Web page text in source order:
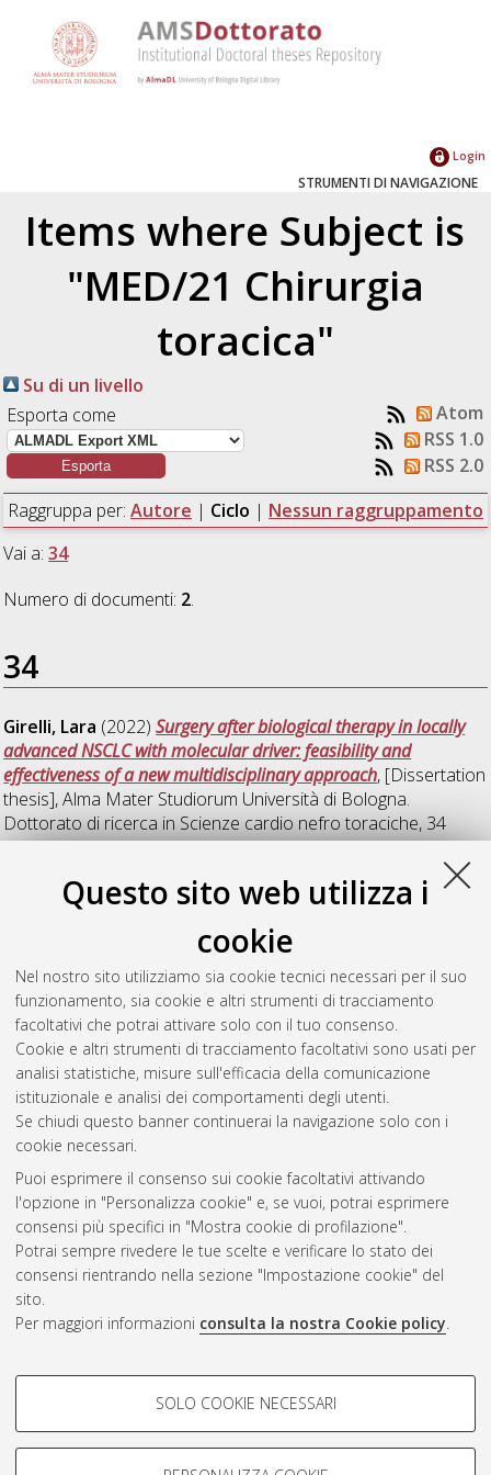
Questo sito web utilizza i
cookie
Nel nostro sito utilizziamo sia cookie tecnici necessari per il suo
funzionamento, sia cookie e altri strumenti di tracciamento
facoltativi che potrai attivare solo con il tuo consenso.
Cookie e altri strumenti di tracciamento facoltativi sono usati per
analisi statistiche, misure sull'efficacia della comunicazione
istituzionale e analisi dei comportamenti degli utenti.
Se chiudi questo banner continuerai la navigazione solo con i
cookie necessari.
Puoi esprimere il consenso sui cookie facoltativi attivando
l'opzione in "Personalizza cookie" e, se vuoi, potrai esprimere
consensi più specifici in "Mostra cookie di profilazione".
Potrai sempre rivedere le tue scelte e verificare lo stato dei
consensi rientrando nella sezione "Impostazione cookie" del
sito.
Per maggiori informazioni consulta la nostra Cookie policy.
COOKIE DI PROFILAZIONE -
Si tratta di cookie utilizzati per analizzare le caratteristiche della
SOLO COOKIE NECESSARI
Login
STRUMENTI DI NAVIGAZIONE
Items where Subject is
"MED/21 Chirurgia
toracica"
Su di un livello
Esporta come
Atom
RSS 1.0
RSS 2.0
Raggruppa per: Autore | Ciclo | Nessun raggruppamento
Vai a:34
Numero di documenti: 2.
34
Girelli, Lara (2022)Surgery after biological therapy in locally
advanced NSCLC with molecular driver: feasibility and
effectiveness of a new multidisciplinary approach, [Dissertation
thesis], Alma Mater Studiorum Università di Bologna.
Dottorato di ricerca inScienze cardio nefro toraciche, 34
Ciclo. DOI 10.48676/unibo/amsdottorato/10142.
Potenza, Rossella(2022)Adattamento morfologico e
variazione dell'espressione genica dopo pneumonectomia:
osservazioni su modello sperimentale animale
thesis], Alma Mater Studiorum Università di Bologna.
Dottorato di ricerca inScienze cardio nefro toraciche, 34
Ciclo. DOI 10.48676/unibo/amsdottorato/10069.
Questa lista e' stata generata ilSat Aug 8 20:33:52 2026
Atom
Rss 1.0
Rss 2.0
ISSN: 2038-7946
Impostazioni Cookie
Informativa sulla privacy
Condizioni d’uso del sito